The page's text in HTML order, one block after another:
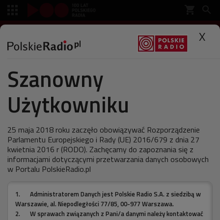
 X
Szanowny
Użytkowniku
25 maja 2018 roku zaczęło obowiązywać Rozporządzenie
Parlamentu Europejskiego i Rady (UE) 2016/679 z dnia 27
kwietnia 2016 r (RODO). Zachęcamy do zapoznania się z
informacjami dotyczącymi przetwarzania danych osobowych
w Portalu PolskieRadio.pl
1.
Administratorem Danych jest Polskie Radio S.A. z siedzibą w
Warszawie, al. Niepodległości 77/85, 00-977 Warszawa.
2.
W sprawach związanych z Pani/a danymi należy kontaktować
Specjalne
40 lat Timbalanda
ostatnia aktualizacja:
10.03.2011 14:42
10 marca przypada jubileusz producenta,
kompozytora i rapera, który odmienił oblicze muzyki